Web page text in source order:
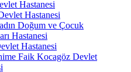
Hastanesi
Hastanesi
Doğum ve Çocuk
Hastanesi
Hastanesi
Faik Kocagöz Devlet